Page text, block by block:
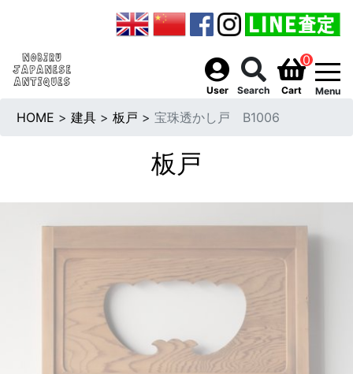
User Search
0
Cart Menu
HOME > 建具 > 板戸 > 宝珠透かし戸 B1006
板戸